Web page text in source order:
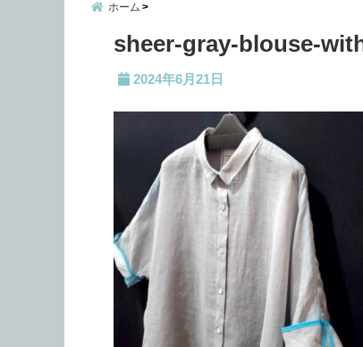
ホーム
sheer-gray-blouse-
2024年6月21日